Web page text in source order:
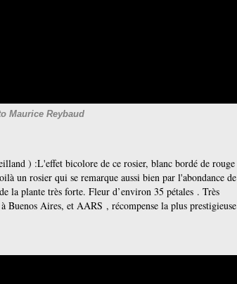
Maurice Reybaud
) :L'effet bicolore de ce rosier, blanc bordé de rouge
un rosier qui se remarque aussi bien par l'abondance de
la plante très forte. Fleur d’environ 35 pétales . Très
Buenos Aires, et AARS , récompense la plus prestigieuse